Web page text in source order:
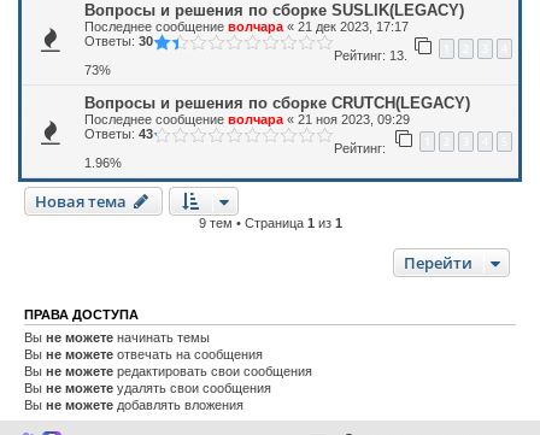
Вопросы и решения по сборке SUSLIK(LEGACY)
Последнее сообщение волчара « 21 дек 2023, 17:17
Ответы: 30
Рейтинг: 13.
73%
Вопросы и решения по сборке CRUTCH(LEGACY)
Последнее сообщение волчара « 21 ноя 2023, 09:29
Ответы: 43
Рейтинг:
1.96%
Новая тема
9 тем • Страница 1 из 1
Перейти
ПРАВА ДОСТУПА
Вы не можете начинать темы
Вы не можете отвечать на сообщения
Вы не можете редактировать свои сообщения
Вы не можете удалять свои сообщения
Вы не можете добавлять вложения